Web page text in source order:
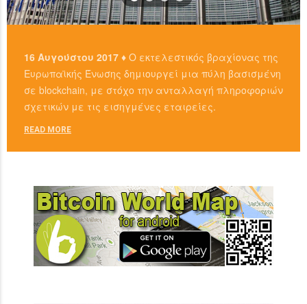
16 Αυγούστου 2017 ♦ Ο εκτελεστικός βραχίονας της
Ευρωπαϊκής Ένωσης δημιουργεί μια πύλη βασισμένη
σε blockchain, με στόχο την ανταλλαγή πληροφοριών
σχετικών με τις εισηγμένες εταιρείες.
READ MORE